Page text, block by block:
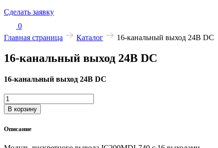
Сделать заявку
0
Главная страница
Каталог 16-канальный выход 24В DC
16-канальный выход 24В DC
16-канальный выход 24В DC
Количество
товара
16-
выход
В корзину
Описание